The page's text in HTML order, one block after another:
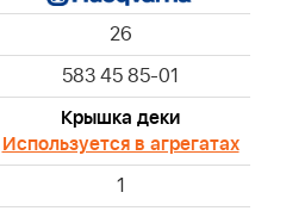
26
583 45 85-01
Крышка деки
Используется в агрегатах
1